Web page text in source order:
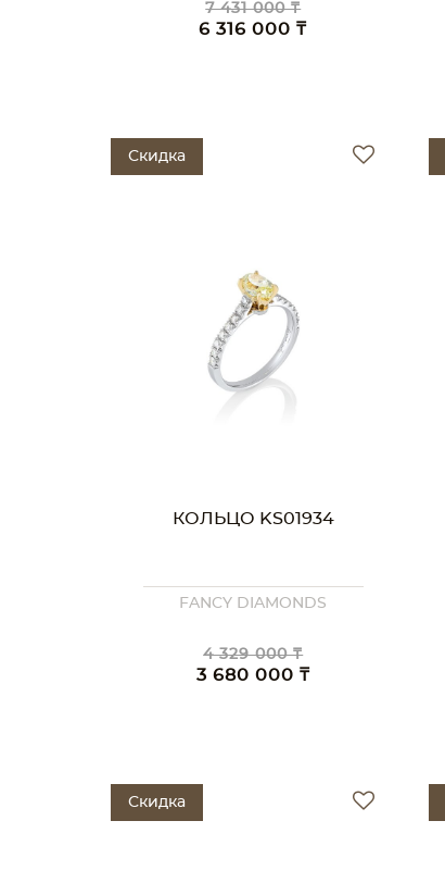
7 431 000 ₸
6 316 000 ₸
Скидка
КОЛЬЦО KS01934
FANCY DIAMONDS
4 329 000 ₸
3 680 000 ₸
Скидка